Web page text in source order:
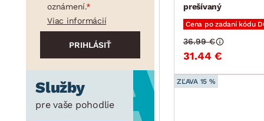
oznámení.
Viac informácií
Služby
pre vaše pohodlie
prešívaný
Cena po zadaní kódu
31.44 €
36.99 €
ZĽAVA 15 %